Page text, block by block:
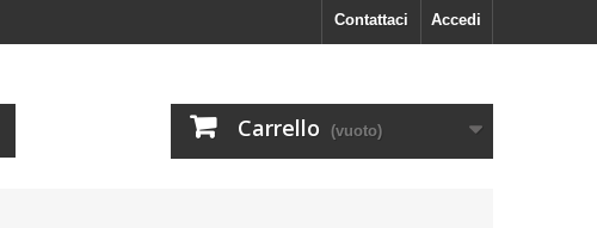
Accedi
Contattaci
Carrello (vuoto)